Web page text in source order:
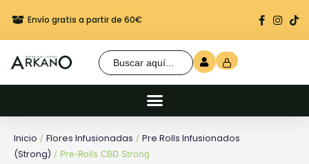
Envío gratis a partir de 60€ Regalo seguro en cada
Buscar:
Inicio / Flores Infusionadas / Pre Rolls Infusionados
(Strong) / Pre-Rolls CBD Strong